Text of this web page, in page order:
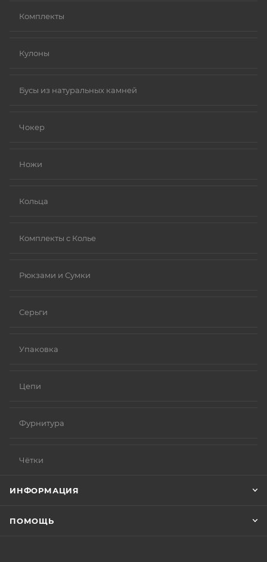
Комплекты
Кулоны
Бусы из натуральных камней
Чокер
Ножи
Кольца
Комплекты с Колье
Рюкзами и Сумки
Серьги
Упаковка
Цепи
Фурнитура
Чётки
ИНФОРМАЦИЯ
ПОМОЩЬ